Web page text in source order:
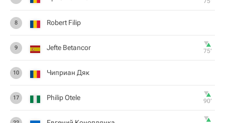
8 Robert Filip
9 Jefte Betancor 75‎’‎
10 Чиприан Дяк
17 Philip Otele 90‎’‎